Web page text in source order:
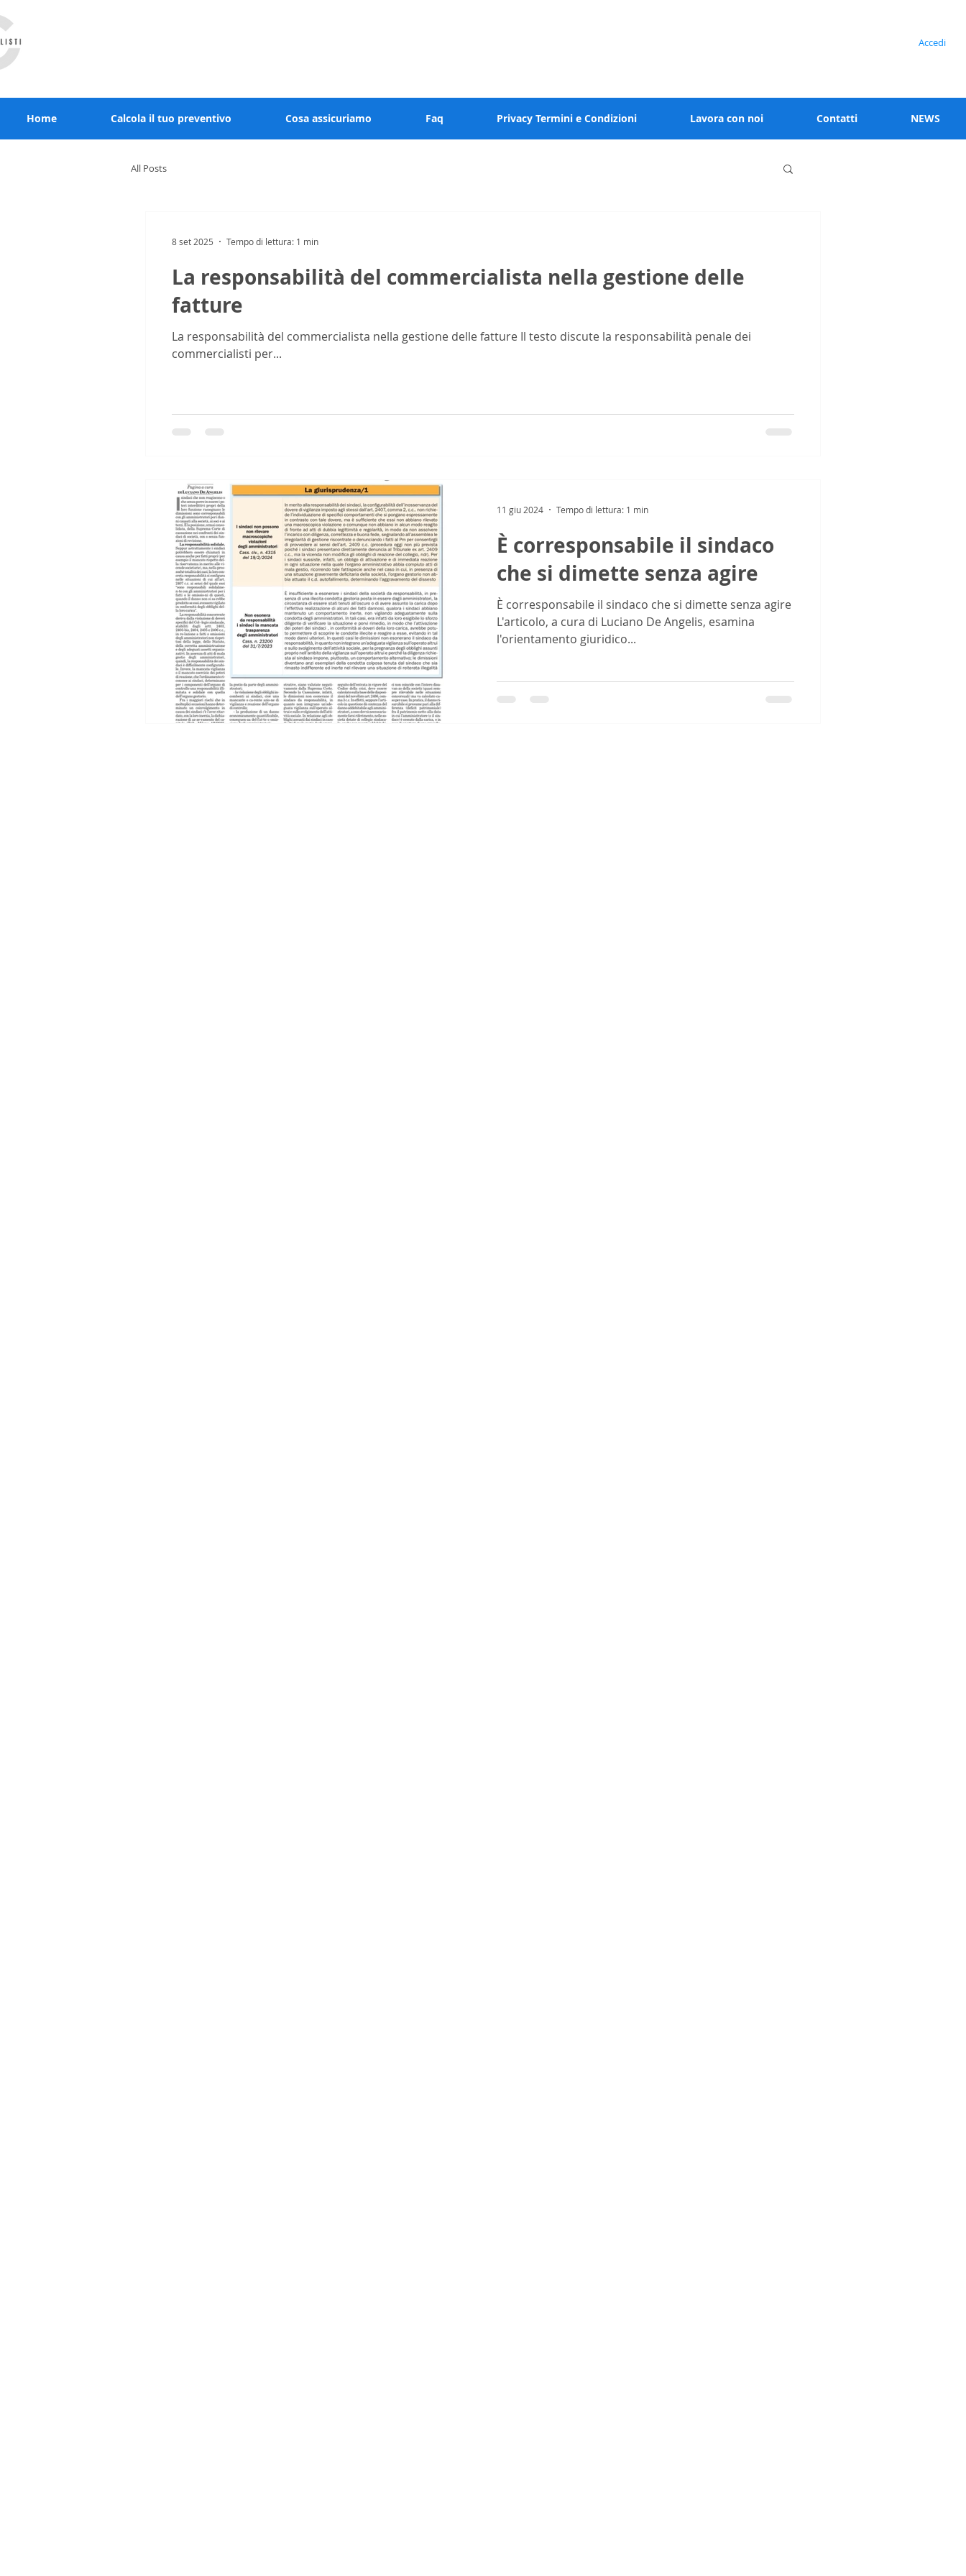
Accedi
Home Calcola il tuo preventivo Cosa assicuriamo Faq Privacy Termini e Condizioni Lavora con noi Contatti NEWS
All Posts
La responsabilità del commercialista nella gestione delle
fatture
La responsabilità del commercialista nella gestione delle fatture Il testo discute la responsabilità penale dei
commercialisti per...
8 set 2025 Tempo di lettura: 1 min
È corresponsabile il sindaco
che si dimette senza agire
È corresponsabile il sindaco che si dimette senza agire
L'articolo, a cura di Luciano De Angelis, esamina
l'orientamento giuridico...
11 giu 2024 Tempo di lettura: 1 min